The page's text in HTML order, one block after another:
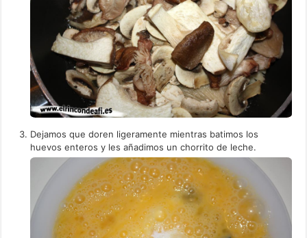
Dejamos que doren ligeramente mientras batimos los
huevos enteros y les añadimos un chorrito de leche.